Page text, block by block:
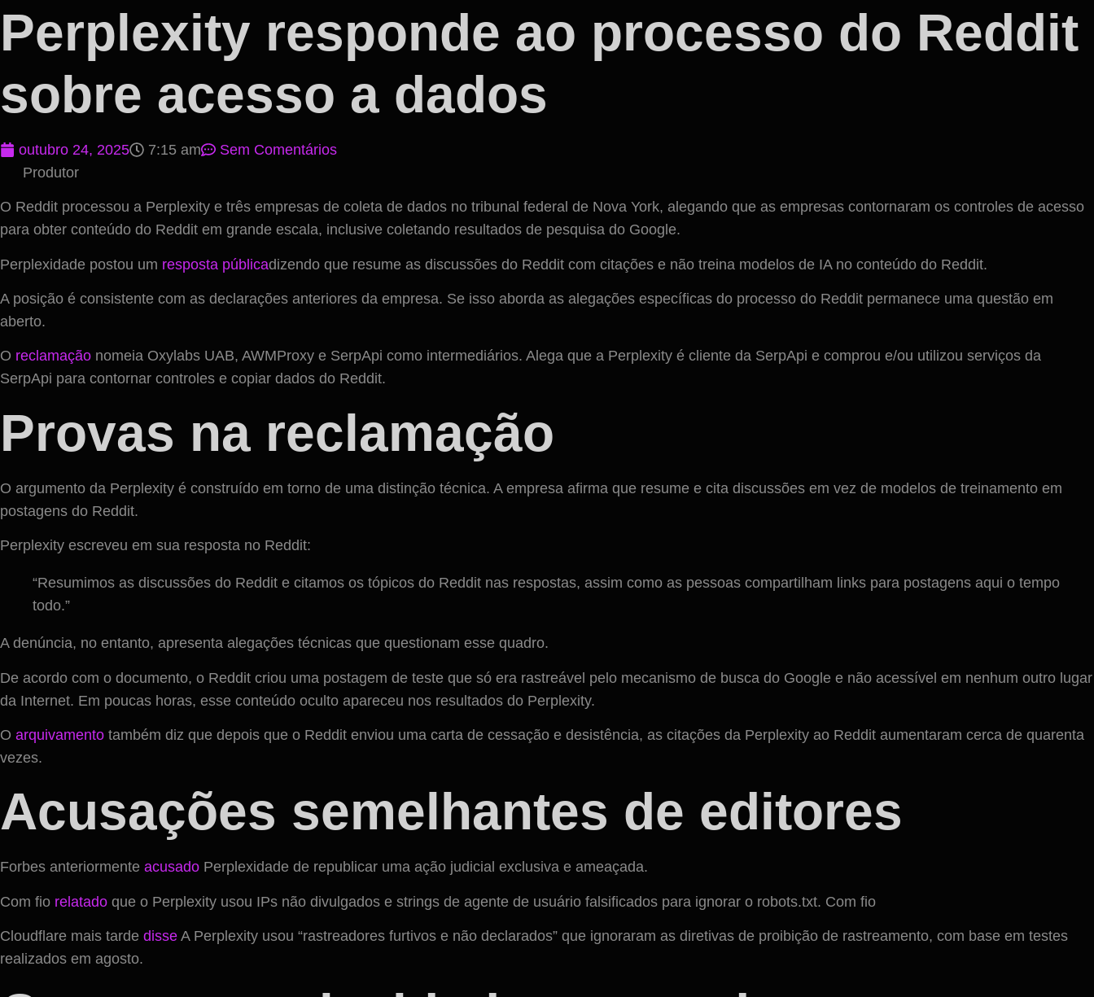
Perplexity responde ao processo do Reddit
sobre acesso a dados
outubro 24, 2025 7:15 am
Sem Comentários
Produtor
O Reddit processou a Perplexity e três empresas de coleta de dados no tribunal federal de Nova York, alegando que as empresas contornaram os controles de acesso
para obter conteúdo do Reddit em grande escala, inclusive coletando resultados de pesquisa do Google.
Perplexidade postou um resposta públicadizendo que resume as discussões do Reddit com citações e não treina modelos de IA no conteúdo do Reddit.
A posição é consistente com as declarações anteriores da empresa. Se isso aborda as alegações específicas do processo do Reddit permanece uma questão em
aberto.
O reclamação nomeia Oxylabs UAB, AWMProxy e SerpApi como intermediários. Alega que a Perplexity é cliente da SerpApi e comprou e/ou utilizou serviços da
SerpApi para contornar controles e copiar dados do Reddit.
Provas na reclamação
O argumento da Perplexity é construído em torno de uma distinção técnica. A empresa afirma que resume e cita discussões em vez de modelos de treinamento em
postagens do Reddit.
Perplexity escreveu em sua resposta no Reddit:
“Resumimos as discussões do Reddit e citamos os tópicos do Reddit nas respostas, assim como as pessoas compartilham links para postagens aqui o tempo
todo.”
A denúncia, no entanto, apresenta alegações técnicas que questionam esse quadro.
De acordo com o documento, o Reddit criou uma postagem de teste que só era rastreável pelo mecanismo de busca do Google e não acessível em nenhum outro lugar
da Internet. Em poucas horas, esse conteúdo oculto apareceu nos resultados do Perplexity.
O arquivamento também diz que depois que o Reddit enviou uma carta de cessação e desistência, as citações da Perplexity ao Reddit aumentaram cerca de quarenta
vezes.
Acusações semelhantes de editores
Forbes anteriormente acusado Perplexidade de republicar uma ação judicial exclusiva e ameaçada.
Com fio relatado que o Perplexity usou IPs não divulgados e strings de agente de usuário falsificados para ignorar o robots.txt. Com fio
Cloudflare mais tarde disse A Perplexity usou “rastreadores furtivos e não declarados” que ignoraram as diretivas de proibição de rastreamento, com base em testes
realizados em agosto.